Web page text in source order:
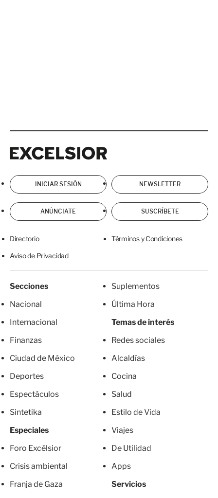
INICIAR SESIÓN NEWSLETTER
ANÚNCIATE SUSCRÍBETE
Directorio Términos y Condiciones
Aviso de Privacidad
Secciones
Nacional
Internacional
Finanzas
Ciudad de México
Deportes
Espectáculos
Sintetika
Especiales
Foro Excélsior
Crisis ambiental
Franja de Gaza
Suplementos
Última Hora
Temas de interés
Redes sociales
Alcaldías
Cocina
Salud
Estilo de Vida
Viajes
De Utilidad
Apps
Servicios